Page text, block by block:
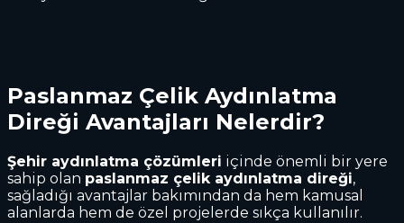
Paslanmaz Çelik Aydınlatma
Direği Avantajları Nelerdir?
Şehir aydınlatma çözümleri içinde önemli bir yere
sahip olan paslanmaz çelik aydınlatma direği,
sağladığı avantajlar bakımından da hem kamusal
alanlarda hem de özel projelerde sıkça kullanılır.